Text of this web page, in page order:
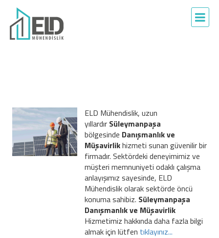
ELD Mühendislik, uzun
yıllardır Süleymanpaşa
bölgesinde Danışmanlık ve
Müşavirlikhizmeti sunan güvenilir bir
firmadır. Sektördeki deneyimimiz ve
müşteri memnuniyeti odaklı çalışma
anlayışımız sayesinde, ELD
Mühendislik olarak sektörde öncü
konuma sahibiz. Süleymanpaşa
Danışmanlık ve Müşavirlik
Hizmetimiz hakkında daha fazla bilgi
almak için lütfen tıklayınız...